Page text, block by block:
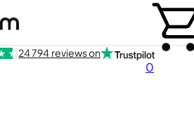
0
24 794 reviews on